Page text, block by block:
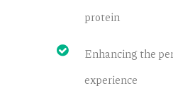
protein
Enhancing the
experience